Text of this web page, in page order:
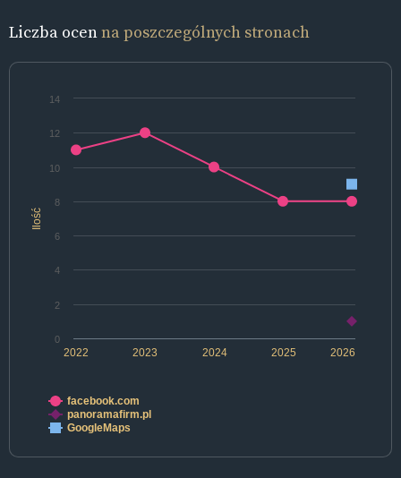
Liczba ocenna poszczególnych stronach
Ilość
2022 2024 2026
2023 2025
0
2
4
6
8
10
12
14
facebook.com
panoramafirm.pl
GoogleMaps